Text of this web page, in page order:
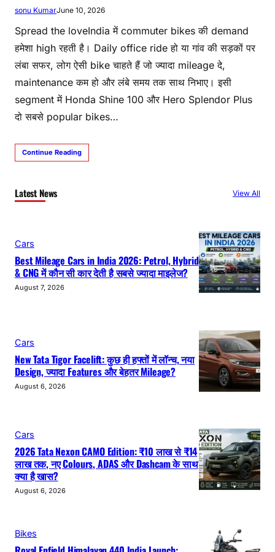
sonu KumarJune 10, 2026
Spread the loveIndia में commuter bikes की demand
हमेशा high रहती है। Daily office ride हो या गांव की सड़कों पर
लंबा सफर, लोग ऐसी bike चाहते हैं जो ज्यादा mileage दे,
maintenance कम हो और लंबे समय तक साथ निभाए। इसी
segment में Honda Shine 100 और Hero Splendor Plus
दो सबसे popular bikes…
Continue Reading
Latest News View All
Cars
Best Mileage Cars in India 2026: Petrol, Hybrid
& CNG में कौन सी कार देती है सबसे ज्यादा माइलेज?
August 7, 2026
Cars
New Tata Tigor Facelift: कुछ ही हफ्तों में लॉन्च, नया
Design, ज्यादा Features और बेहतर Mileage?
August 6, 2026
Cars
2026 Tata Nexon CAMO Edition: ₹10 लाख से ₹14
लाख तक, नए Colours, ADAS और Dashcam के साथ
क्या है खास?
August 6, 2026
Bikes